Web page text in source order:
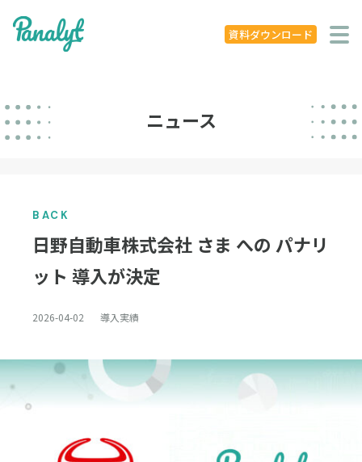
資料ダウンロード
システム特徴
ニュース
お役立ち記事
採用
ニュース
BACK
日野自動車株式会社 さま への パナリ
ット 導入が決定
2026-04-02 導入実績